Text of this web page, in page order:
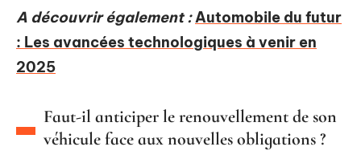
A découvrir également : Automobile du futur
: Les avancées technologiques à venir en
2025
Faut-il anticiper le renouvellement de son
véhicule face aux nouvelles obligations ?